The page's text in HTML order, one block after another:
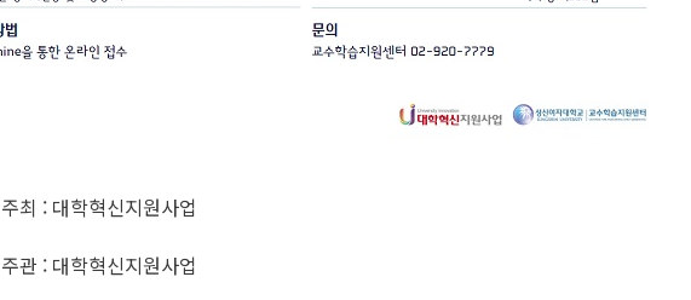
주최 : 대학혁신지원사업
주관 : 대학혁신지원사업